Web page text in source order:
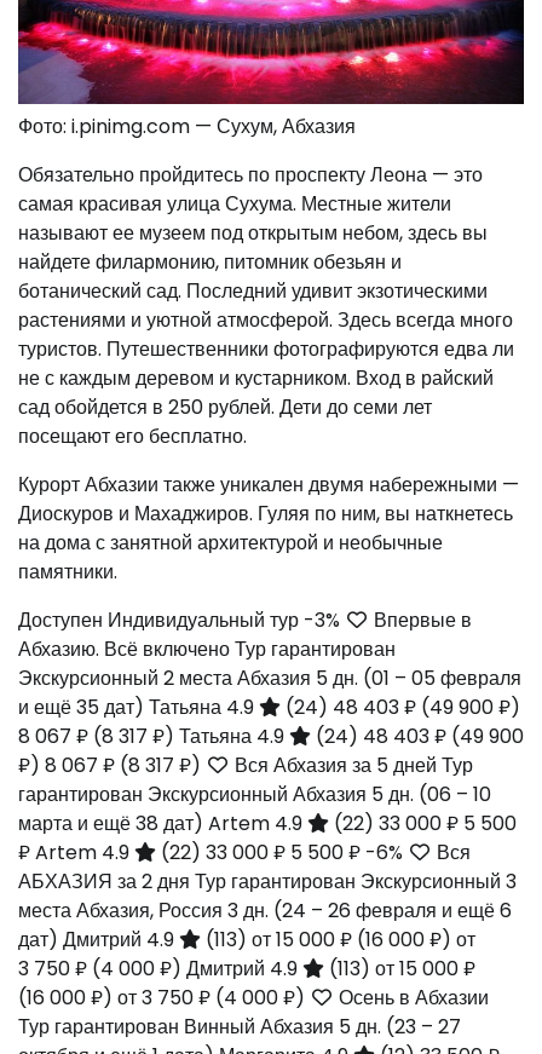
Фото: i.pinimg.com — Сухум, Абхазия
Обязательно пройдитесь по проспекту Леона — это
самая красивая улица Сухума. Местные жители
называют ее музеем под открытым небом, здесь вы
найдете филармонию, питомник обезьян и
ботанический сад. Последний удивит экзотическими
растениями и уютной атмосферой. Здесь всегда много
туристов. Путешественники фотографируются едва ли
не с каждым деревом и кустарником. Вход в райский
сад обойдется в 250 рублей. Дети до семи лет
посещают его бесплатно.
Курорт Абхазии также уникален двумя набережными —
Диоскуров и Махаджиров. Гуляя по ним, вы наткнетесь
на дома с занятной архитектурой и необычные
памятники.
Доступен Индивидуальный тур -3%
Впервые в
Абхазию. Всё включено Тур гарантирован
Экскурсионный 2 места Абхазия 5 дн. (01 – 05 февраля
и ещё 35 дат) Татьяна 4.9 (24) 48 403 ₽ (49 900 ₽)
8 067 ₽ (8 317 ₽) Татьяна 4.9 (24) 48 403 ₽ (49 900
₽) 8 067 ₽ (8 317 ₽)
Вся Абхазия за 5 дней Тур
гарантирован Экскурсионный Абхазия 5 дн. (06 – 10
марта и ещё 38 дат) Artem 4.9 (22) 33 000 ₽ 5 500
₽Artem 4.9 (22) 33 000 ₽ 5 500 ₽ -6%
Вся
АБХАЗИЯ за 2 дня Тур гарантирован Экскурсионный 3
места Абхазия, Россия 3 дн. (24 – 26 февраля и ещё 6
дат) Дмитрий 4.9 (113) от 15 000 ₽ (16 000 ₽) от
3 750 ₽ (4 000 ₽) Дмитрий 4.9 (113) от 15 000 ₽
(16 000 ₽) от 3 750 ₽ (4 000 ₽)
Осень в Абхазии
Тур гарантирован Винный Абхазия 5 дн. (23 – 27